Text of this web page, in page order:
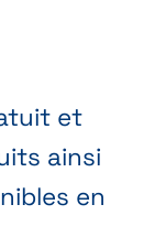
et
ainsi
en